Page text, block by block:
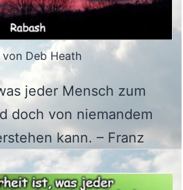
Deb Heath
jeder Mensch zum
doch von niemandem
kann. – Franz